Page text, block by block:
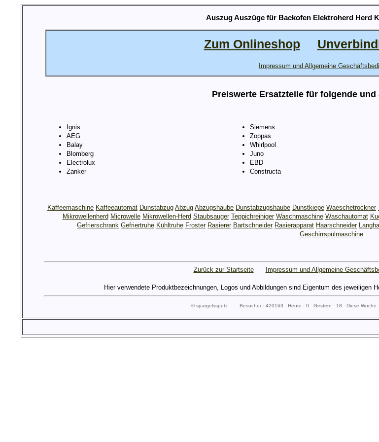
Auszug Auszüge für Backofen Elektroherd Herd
Zum Onlineshop
Impressum und Allgemeine
Preiswerte Ersatzteile für folgende und
Ignis
AEG
Balay
Blomberg
Electrolux
Zanker
Siemens
Zoppas
Whirlpool
Juno
EBD
Constructa
Kaffeemaschine Kaffeeautomat Dunstabzug Abzug Abzugshaube Dunstabzugshaube Dunstkiepe Waeschetrockner
Mikrowellenherd Microwelle Mikrowellen-Herd Staubsauger Teppichreiniger Waschmaschine Waschautomat
Gefrierschrank Gefriertruhe Kühltruhe Froster Rasierer Bartschneider Rasierapparat Haarschneider
Geschirrspülmaschine
Zurück zur Startseite Impressum und Allgemeine
Hier verwendete Produktbezeichnungen, Logos und Abbildungen sind Eigentum des
© spargelssputz Besucher : 420163 Heute : 0 Gestern : 18 Diese